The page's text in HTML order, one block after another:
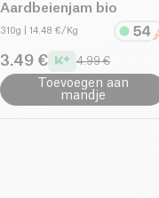
Aardbeienjam bio
310g | 14.48 €/Kg
3.49 € 4.99 €
Toevoegen aan
mandje